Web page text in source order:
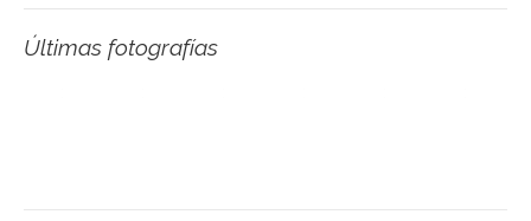
Últimas fotografías